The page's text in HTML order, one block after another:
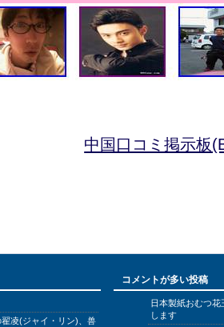
中国口コミ掲示板
凌(ジャイ・リン)、兽
コメントが多い投稿
日本製紙おむつ
します